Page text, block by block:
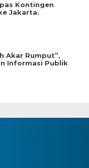
Kontingen
Jakarta.
Akar Rumput”,
Informasi Publik